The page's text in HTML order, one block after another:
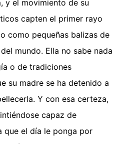
y el movimiento de su
capten el primer rayo
como pequeñas balizas de
mundo. Ella no sabe nada
o de tradiciones
su madre se ha detenido a
Y con esa certeza,
capaz de
que el día le ponga por